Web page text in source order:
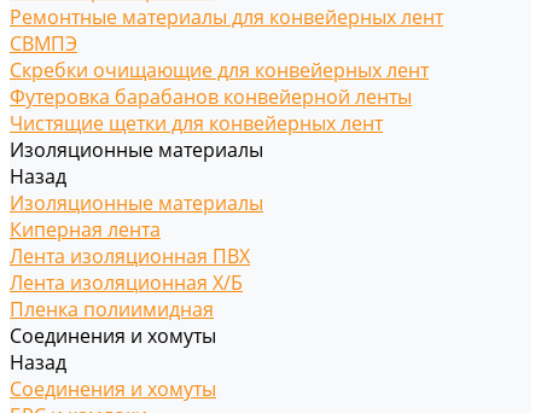
Ремонтные материалы для конвейерных лент
СВМПЭ
Скребки очищающие для конвейерных лент
Футеровка барабанов конвейерной ленты
Чистящие щетки для конвейерных лент
Изоляционные материалы
Назад
Изоляционные материалы
Киперная лента
Лента изоляционная ПВХ
Лента изоляционная Х/Б
Пленка полиимидная
Соединения и хомуты
Назад
Соединения и хомуты